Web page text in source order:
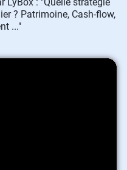
? Patrimoine, Cash-flow,
..."